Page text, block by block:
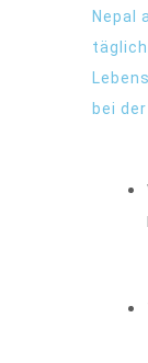
Nepal
bei